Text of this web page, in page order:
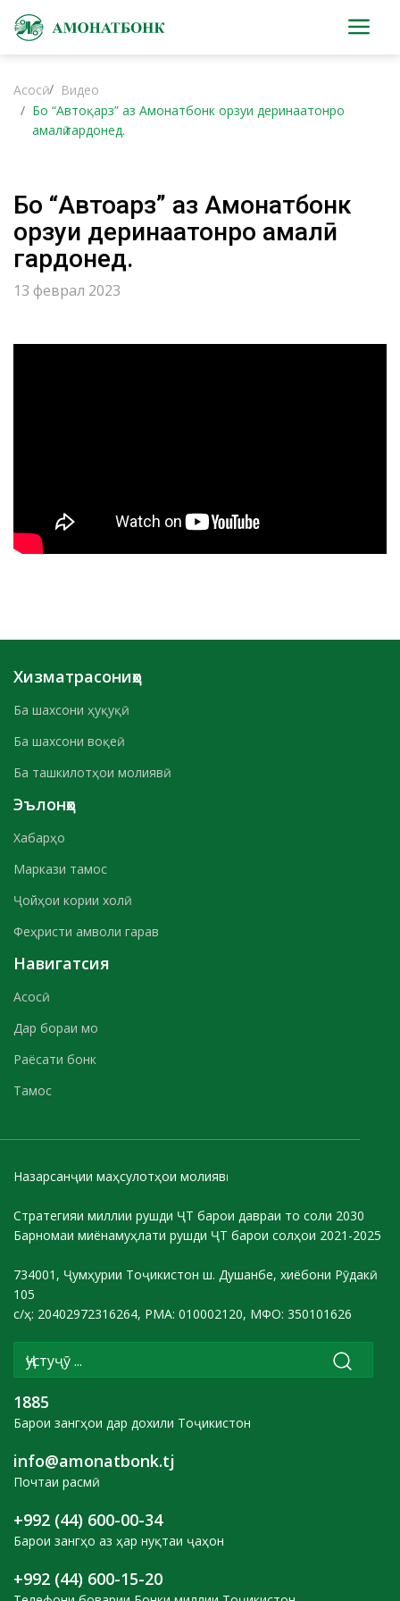
Асосӣ
Видео
Бо “Автоқарз” аз Амонатбонк орзуи деринаатонро
амалӣ гардонед.
Бо “Автоқарз” аз Амонатбонк
орзуи деринаатонро амалӣ
гардонед.
13 феврал 2023
Хизматрасониҳо
Ба шахсони ҳуқуқӣ
Ба шахсони воқеӣ
Ба ташкилотҳои молиявӣ
Эълонҳо
Хабарҳо
Маркази тамос
Ҷойҳои кории холӣ
Феҳристи амволи гарав
Навигатсия
Асосӣ
Дар бораи мо
Раёсати бонк
Тамос
Назарсанҷии маҳсулотҳои молиявӣ
Стратегияи миллии рушди ҶТ барои давраи то соли 2030
Барномаи миёнамуҳлати рушди ҶТ барои солҳои 2021-2025
734001, Ҷумҳурии Тоҷикистон ш. Душанбе, хиёбони Рӯдакӣ
105
с/ҳ: 20402972316264, РМА: 010002120, МФО: 350101626
1885
Барои зангҳои дар дохили Тоҷикистон
info@amonatbonk.tj
Почтаи расмӣ
+992 (44) 600-00-34
Барои зангҳо аз ҳар нуқтаи ҷаҳон
+992 (44) 600-15-20